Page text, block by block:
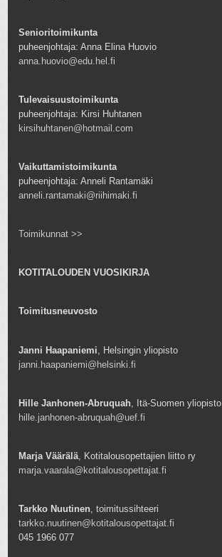
Senioritoimikunta
puheenjohtaja: Anna Elina Huovio
anna.huovio@edu.hel.fi
Tulevaisuustoimikunta
puheenjohtaja: Kirsi Huhtanen
kirsihuhtanen@hotmail.com
Vaikuttamistoimikunta
puheenjohtaja: Anneli Rantamäki
anneli.rantamaki@riihimaki.fi
Toimikunnat >>
KOTITALOUDEN VUOSIKIRJA
Toimitusneuvosto
Janni Haapaniemi , Helsingin yliopisto
janni.haapaniemi@helsinki.fi
Hille Janhonen-Abruquah , Itä-Suomen yliopisto
hille.janhonen-abruquah@uef.fi
Marja Väärälä , Kotitalousopettajien liitto ry
marja.vaarala@kotitalousopettajat.fi
Tarkko Nuutinen , toimitussihteeri
tarkko.nuutinen@kotitalousopettajat.fi
045 1966 077